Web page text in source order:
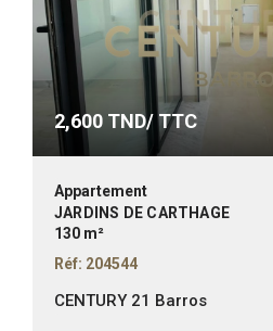
2,600 TND/ TTC
Appartement
JARDINS DE CARTHAGE
130 m²
Réf: 204544
CENTURY 21 Barros